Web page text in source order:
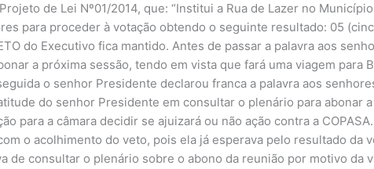
de Lei Nº01/2014, que: “Institui a Rua de Lazer no
para proceder à votação obtendo o seguinte resultado: 05
do Executivo fica mantido. Antes de passar a palavra aos
a próxima sessão, tendo em vista que fará uma viagem para
o senhor Presidente declarou franca a palavra aos
do senhor Presidente em consultar o plenário para abonar
para a câmara decidir se ajuizará ou não ação contra a
o acolhimento do veto, pois ela já esperava pelo resultado da
consultar o plenário sobre o abono da reunião por motivo da